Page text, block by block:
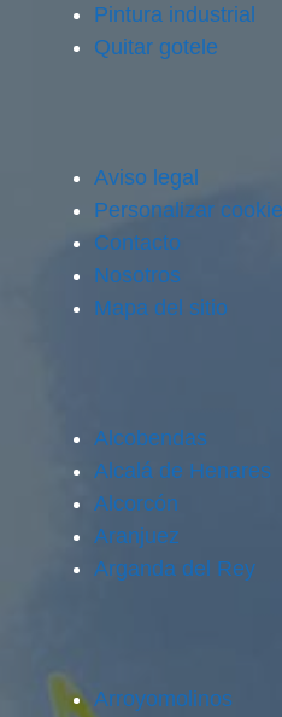
Pintura industrial
Quitar gotele
Aviso legal
Personalizar
Contacto
Nosotros
Mapa del sitio
Alcobendas
Alcalá de Henares
Alcorcón
Aranjuez
Arganda del Rey
Arroyomolinos